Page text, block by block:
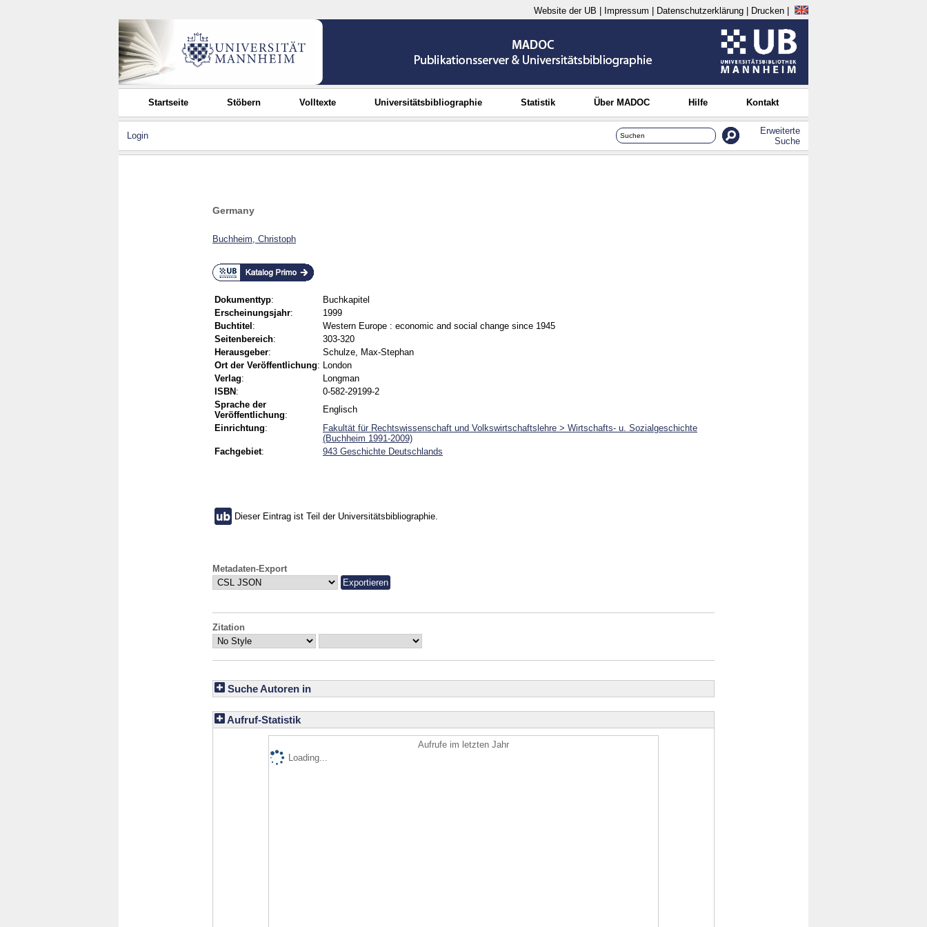
Website der UB Impressum Datenschutzerklärung Drucken
Startseite Stöbern Volltexte Universitätsbibliographie Statistik Über MADOC Hilfe Kontakt
Login
Erweiterte
Suche
Germany
Buchheim, Christoph
Dokumenttyp:
Buchkapitel
Erscheinungsjahr:
1999
Buchtitel :
Western Europe : economic and social change since 1945
Seitenbereich:
303-320
Herausgeber:
Schulze, Max-Stephan
Ort der Veröffentlichung: London
Verlag:
Longman
ISBN :
0-582-29199-2
Sprache der
Veröffentlichung:
Englisch
Einrichtung:
Fakultät für Rechtswissenschaft und Volkswirtschaftslehre > Wirtschafts- u. Sozialgeschichte
(Buchheim 1991-2009)
Fachgebiet: 943 Geschichte Deutschlands
Dieser Eintrag ist Teil der Universitätsbibliographie.
Metadaten-Export
Zitation
Suche Autoren in
Aufruf-Statistik
Aufrufe im letzten Jahr
Loading...